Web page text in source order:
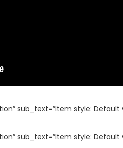
sub_text=”Item style: Default
sub_text=”Item style: